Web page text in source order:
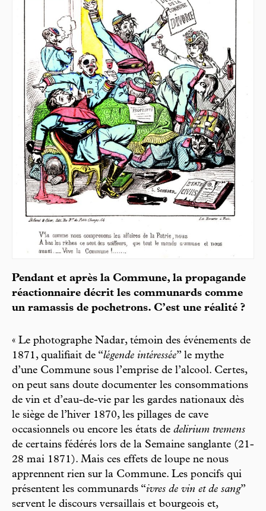
Pendant et après la Commune, la propagande
réactionnaire décrit les communards comme
un ramassis de pochetrons. C’est une réalité ?
« Le photographe Nadar, témoin des événements de
1871, qualifiait de “légende intéressée” le mythe
d’une Commune sous l’emprise de l’alcool. Certes,
on peut sans doute documenter les consommations
de vin et d’eau-de-vie par les gardes nationaux dès
le siège de l’hiver 1870, les pillages de cave
occasionnels ou encore les états de delirium tremens
de certains fédérés lors de la Semaine sanglante (21-
28 mai 1871). Mais ces effets de loupe ne nous
apprennent rien sur la Commune. Les poncifs qui
présentent les communards “ivres de vin et de sang”
servent le discours versaillais et bourgeois et,